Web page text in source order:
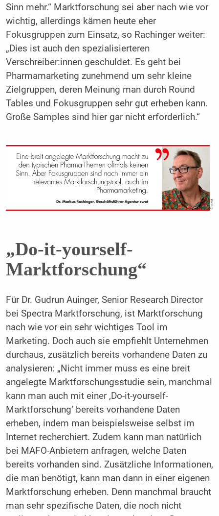
Sinn mehr.“ Marktforschung sei aber nach wie vor
wichtig, allerdings kämen heute eher
Fokusgruppen zum Einsatz, so Rachinger weiter:
„Dies ist auch den spezialisierteren
Verschreiber:innen geschuldet. Es geht bei
Pharmamarketing zunehmend um sehr kleine
Zielgruppen, deren Meinung man durch Round
Tables und Fokusgruppen sehr gut erheben kann.
Große Samples sind hier gar nicht erforderlich.“
„Do-it-yourself-
Marktforschung“
Für Dr. Gudrun Auinger, Senior Research Director
bei Spectra Marktforschung, ist Marktforschung
nach wie vor ein sehr wichtiges Tool im
Marketing. Doch auch sie empfiehlt Unternehmen
durchaus, zusätzlich bereits vorhandene Daten zu
analysieren: „Nicht immer muss es eine breit
angelegte Marktforschungsstudie sein, manchmal
kann man auch mit einer ,Do-it-yourself-
Marktforschung‘ bereits vorhandene Daten
erheben, indem man beispielsweise selbst im
Internet recherchiert. Zudem kann man natürlich
bei MAFO-Anbietern anfragen, welche Daten
bereits vorhanden sind. Zusätzliche Informationen,
die man benötigt, kann man dann in einer eigenen
Marktforschung erheben. Denn manchmal braucht
man sehr spezifische Daten, die noch nicht